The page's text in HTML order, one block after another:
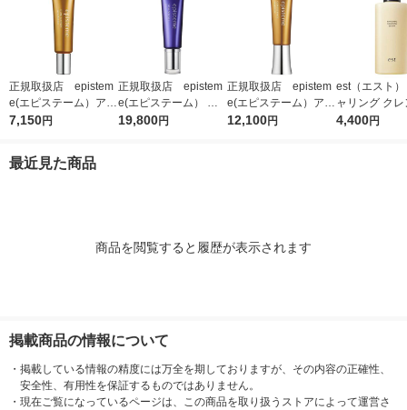
正規取扱店 epistem
e(エピステーム）アイ
パーフェクトショット
7,150円
正規取扱店 epistem
e(エピステーム） ス
テムサイエンスアイ 1
19,800円
正規取扱店 epistem
e(エピステーム）アイ
パーフェクトショット
12,100円
est（エスト
ャリング ク
グセラム
4,400円
最近見た商品
商品を閲覧すると履歴が表示されます
掲載商品の情報について
・ 掲載している情報の精度には万全を期しておりますが、その内容の正確性、
安全性、有用性を保証するものではありません。
・ 現在ご覧になっているページは、この商品を取り扱うストアによって運営さ